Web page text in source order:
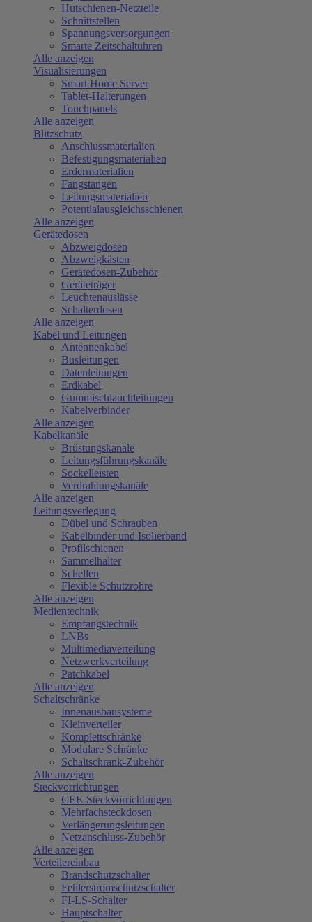
Hutschienen-Netzteile
Schnittstellen
Spannungsversorgungen
Smarte Zeitschaltuhren
Alle anzeigen
Visualisierungen
Smart Home Server
Tablet-Halterungen
Touchpanels
Alle anzeigen
Blitzschutz
Anschlussmaterialien
Befestigungsmaterialien
Erdermaterialien
Fangstangen
Leitungsmaterialien
Potentialausgleichsschienen
Alle anzeigen
Gerätedosen
Abzweigdosen
Abzweigkästen
Gerätedosen-Zubehör
Geräteträger
Leuchtenauslässe
Schalterdosen
Alle anzeigen
Kabel und Leitungen
Antennenkabel
Busleitungen
Datenleitungen
Erdkabel
Gummischlauchleitungen
Kabelverbinder
Alle anzeigen
Kabelkanäle
Brüstungskanäle
Leitungsführungskanäle
Sockelleisten
Verdrahtungskanäle
Alle anzeigen
Leitungsverlegung
Dübel und Schrauben
Kabelbinder und Isolierband
Profilschienen
Sammelhalter
Schellen
Flexible Schutzrohre
Alle anzeigen
Medientechnik
Empfangstechnik
LNBs
Multimediaverteilung
Netzwerkverteilung
Patchkabel
Alle anzeigen
Schaltschränke
Innenausbausysteme
Kleinverteiler
Komplettschränke
Modulare Schränke
Schaltschrank-Zubehör
Alle anzeigen
Steckvorrichtungen
CEE-Steckvorrichtungen
Mehrfachsteckdosen
Verlängerungsleitungen
Netzanschluss-Zubehör
Alle anzeigen
Verteilereinbau
Brandschutzschalter
Fehlerstromschutzschalter
FI-LS-Schalter
Hauptschalter